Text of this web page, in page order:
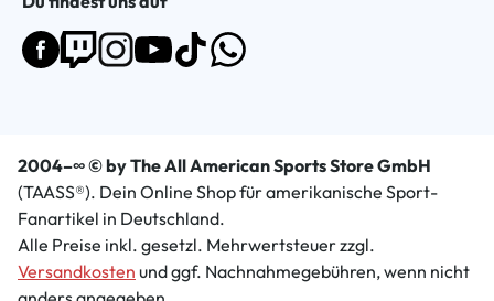
2004–∞ © by The All American Sports Store GmbH
(TAASS®). Dein Online Shop für amerikanische Sport-
Fanartikel in Deutschland.
Alle Preise inkl. gesetzl. Mehrwertsteuer zzgl.
Versandkosten und ggf. Nachnahmegebühren, wenn nicht